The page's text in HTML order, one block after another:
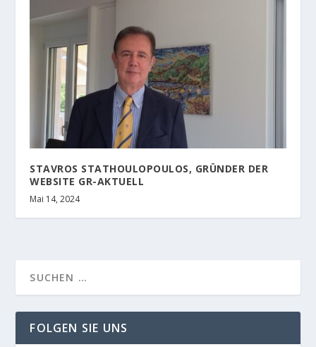
STAVROS STATHOULOPOULOS, GRÜNDER DER
WEBSITE GR-AKTUELL
Mai 14, 2024
FOLGEN SIE UNS